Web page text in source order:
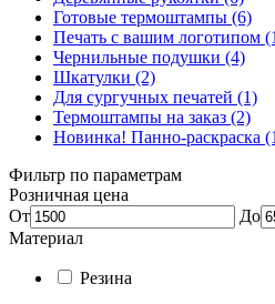
Готовые термоштампы (6)
Печать с вашим логотипом
Чернильные подушки (4)
Шкатулки (2)
Для сургучных печатей (1)
Термоштампы на заказ (2)
Новинка! Панно-раскраска
Фильтр по параметрам
Розничная цена
От
До
Материал
Резина